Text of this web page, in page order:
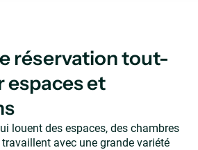
réservation tout-
espaces et
louent des espaces, des chambres
avec une grande variété